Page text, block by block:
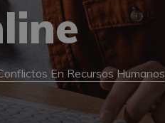
En Recursos Humanos